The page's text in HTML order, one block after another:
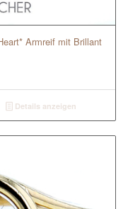
Armreif mit Brillant
Details anzeigen